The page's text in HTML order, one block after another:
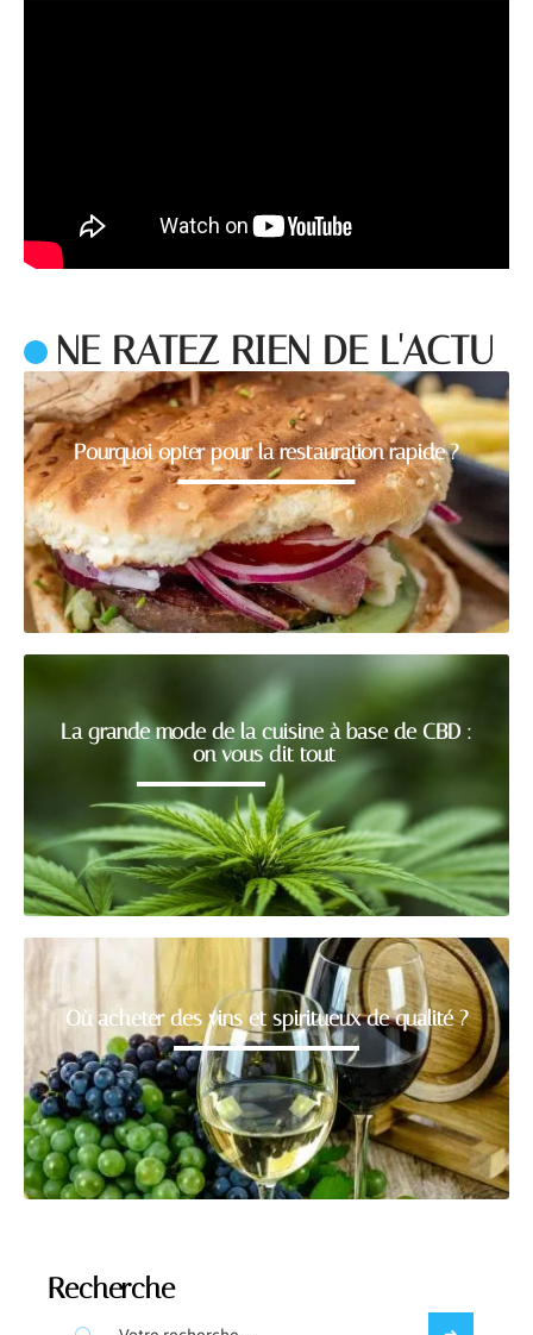
NE RATEZ RIEN DE L'ACTU
Pourquoi opter pour la restauration rapide ?
La grande mode de la cuisine à base de CBD :
on vous dit tout
Où acheter des vins et spiritueux de qualité ?
Recherche